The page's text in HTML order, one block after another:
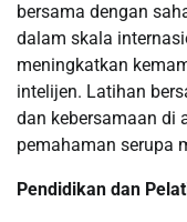
bersama dengan
dalam skala
meningkatkan
intelijen. Latihan
dan kebersamaan di
pemahaman serupa
Pendidikan dan